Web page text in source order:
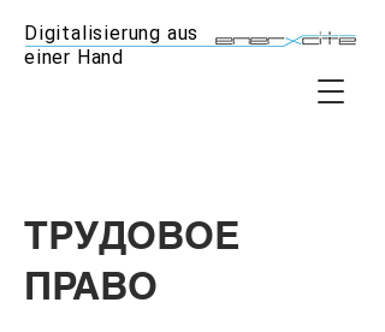
Digitalisierung aus
einer Hand
ТРУДОВОЕ
ПРАВО